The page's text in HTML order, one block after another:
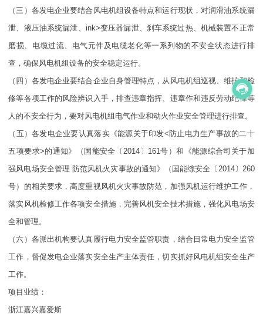
（三）各发电企业要结合风电机组设备特点和运行现状，对润滑油系统漏
泄、液压油系统漏泄、ink>变压器漏泄、刹车系统过热、机械装置不正常
磨损、电缆过流、电气元件及电缆老化等一系列物的不安全状态进行排
查，确保风电机组设备的安全稳定运行。
（四）各发电企业要结合企业自身管理特点，从风电机组巡视、维护和检
修等各项工作的风险辨识入手，排查违章指挥、违章作和违反劳动纪律等
人的不安全行为，要对风电机组电气作业和动火作业安全管理进行排查。
（五）各发电企业要认真落实《能源关于印发<防止电力生产事故的二十
五项要求>的通知》（国能安全〔2014〕161号）和《能源综合司关于加
强风电场安全管理 防范风机火灾事故的通知》（国能综安全〔2014〕260
号）的相关要求，高度重视风机火灾事故防范，加强风机运行维护工作，
落实风机检修工作各项安全措施，完善风机安全技术措施，强化风电场安
全和管理。
（六）各派出机构要认真履行电力安全监管职责，结合日常电力安全监管
工作，督促发电企业落实安全生产主体责任，切实抓好风电机组安全生产
工作。
项目业绩：
浙江嘉兴嘉爱斯